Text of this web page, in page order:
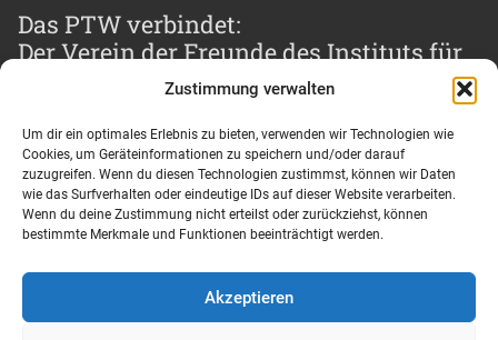
Zustimmung verwalten
Um dir ein optimales Erlebnis zu bieten, verwenden wir Technologien wie
Cookies, um Geräteinformationen zu speichern und/oder darauf
zuzugreifen. Wenn du diesen Technologien zustimmst, können wir Daten
wie das Surfverhalten oder eindeutige IDs auf dieser Website verarbeiten.
Wenn du deine Zustimmung nicht erteilst oder zurückziehst, können
bestimmte Merkmale und Funktionen beeinträchtigt werden.
Akzeptieren
Das PTW verbindet:
Der Verein der Freunde des Instituts für
Produktionsmanagement, Technologie
und Werkzeugmaschinen e.V.
Impressum und Datenschutz